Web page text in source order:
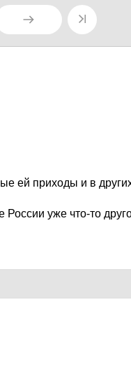
ей приходы и в других
уже что-то